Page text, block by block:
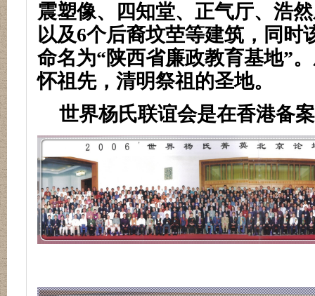
震塑像、四知堂、正气厅、浩
以及6个后裔坟茔等建筑，同时
命名为“陕西省廉政教育基地”
怀祖先，清明祭祖的圣地。
世界杨氏联谊会是在香港备